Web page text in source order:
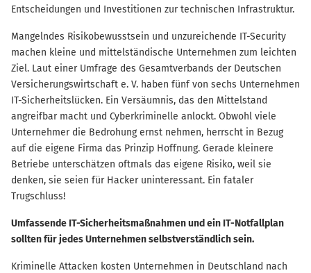
Entscheidungen und Investitionen zur technischen Infrastruktur.
Mangelndes Risikobewusstsein und unzureichende IT-Security
machen kleine und mittelständische Unternehmen zum leichten
Ziel. Laut einer Umfrage des Gesamtverbands der Deutschen
Versicherungswirtschaft e. V. haben fünf von sechs Unternehmen
IT-Sicherheitslücken. Ein Versäumnis, das den Mittelstand
angreifbar macht und Cyberkriminelle anlockt. Obwohl viele
Unternehmer die Bedrohung ernst nehmen, herrscht in Bezug
auf die eigene Firma das Prinzip Hoffnung. Gerade kleinere
Betriebe unterschätzen oftmals das eigene Risiko, weil sie
denken, sie seien für Hacker uninteressant. Ein fataler
Trugschluss!
Umfassende IT-Sicherheitsmaßnahmen und ein IT-Notfallplan
sollten für jedes Unternehmen selbstverständlich sein.
Kriminelle Attacken kosten Unternehmen in Deutschland nach